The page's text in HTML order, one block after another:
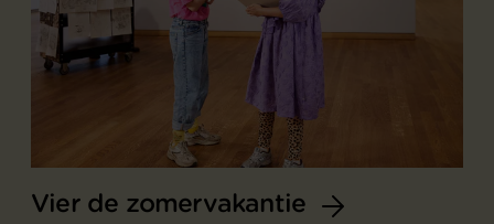
Vier de zomervakantie